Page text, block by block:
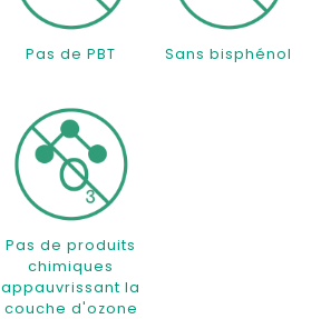
Pas de PBT Sans bisphénol
Pas de produits
chimiques
appauvrissant la
couche d'ozone